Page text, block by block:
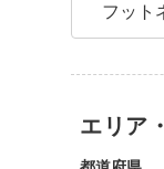
フット
エリア